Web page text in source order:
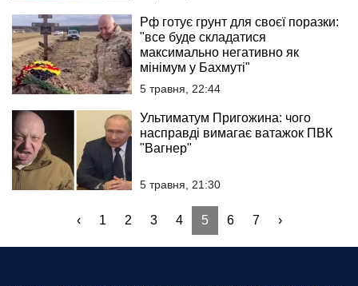
Рф готує грунт для своєї поразки:
"все буде складатися
максимально негативно як
мінімум у Бахмуті"
5 травня, 22:44
Ультиматум Пригожина: чого
насправді вимагає ватажок ПВК
"Вагнер"
5 травня, 21:30
‹ 1 2 3 4 5 6 7 ›